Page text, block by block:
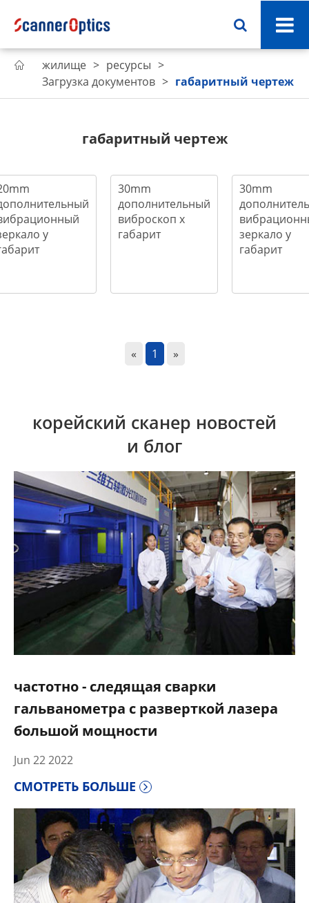
 жилище
ресурсы
Загрузка документов
габаритный чертеж
габаритный чертеж
y
30mm
дополнительный
виброскоп x
габарит
30mm
зеркало y
габарит
« 1 »
корейский сканер новостей
и блог
частотно - следящая сварки
гальванометра с разверткой лазера
большой мощности
Jun 22 2022
СМОТРЕТЬ БОЛЬШЕ